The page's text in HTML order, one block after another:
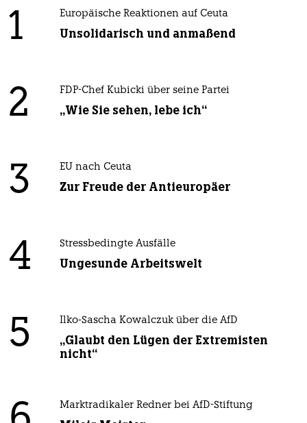
1 Europäische Reaktionen auf Ceuta
Unsolidarisch und anmaßend
2 FDP-Chef Kubicki über seine Partei
„Wie Sie sehen, lebe ich“
3 EU nach Ceuta
Zur Freude der Antieuropäer
4 Stressbedingte Ausfälle
Ungesunde Arbeitswelt
5 Ilko-Sascha Kowalczuk über die AfD
„Glaubt den Lügen der Extremisten
nicht“
Marktradikaler Redner bei AfD-Stiftung